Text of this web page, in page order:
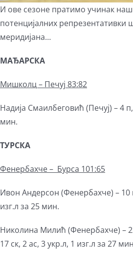
И ове сезоне пратимо учинак
потенцијалних
меридијана…
МАЂАРСКА
Мишколц – Печуј 83:82
Надија Смаилбеговић (Печуј) – 4
мин.
ТУРСКА
Фенербахче – Бурса 101:65
Ивон Андерсон (Фенербахче) – 10
изг.л за 25 мин.
Николина Милић (Фенербахче) –
17 ск, 2 ас, 3 укр.л, 1 изг.л за 27